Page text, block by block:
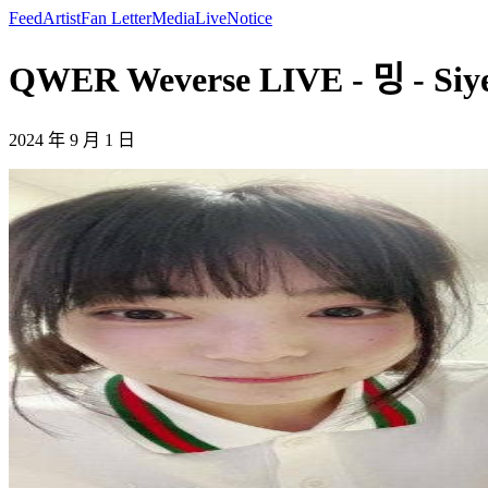
FeedArtistFan LetterMediaLiveNotice
QWER Weverse LIVE - 밍 -
2024 年 9 月 1 日